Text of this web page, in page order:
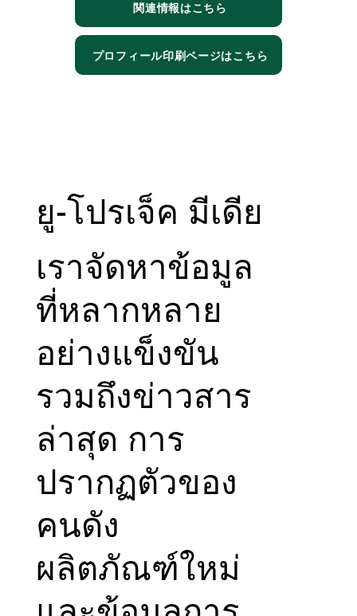
関連情報はこちら
プロフィール印刷ページはこちら
ยู-โปรเจ็ค มีเดีย
เราจัดหาข้อมูล
ที่หลากหลาย
อย่างแข็งขัน
รวมถึงข่าวสาร
ล่าสุด การ
ปรากฏตัวของ
คนดัง
ผลิตภัณฑ์ใหม่